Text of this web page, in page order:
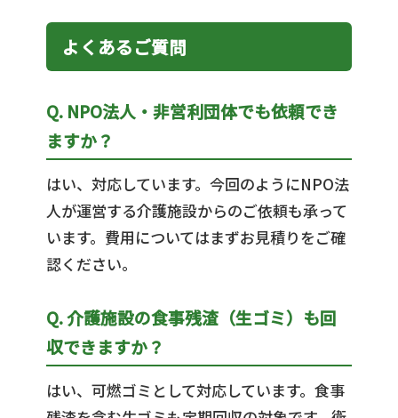
よくあるご質問
Q. NPO法人・非営利団体でも依頼でき
ますか？
はい、対応しています。今回のようにNPO法
人が運営する介護施設からのご依頼も承って
います。費用についてはまずお見積りをご確
認ください。
Q. 介護施設の食事残渣（生ゴミ）も回
収できますか？
はい、可燃ゴミとして対応しています。食事